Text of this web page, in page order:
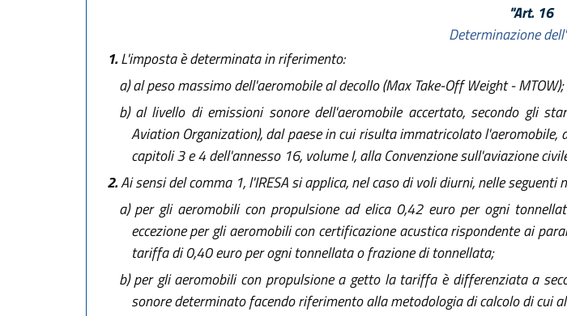
"Art. 16
Determinazione
1.L'imposta è determinata in riferimento:
a)al peso massimo dell'aeromobile al decollo (Max Take-Off Weight - MTOW);
b)al livello di emissioni sonore dell'aeromobile accertato, secondo gli
Aviation Organization), dal paese in cui risulta immatricolato
capitoli 3 e 4 dell'annesso 16, volume I, alla Convenzione sull'aviazione
2.Ai sensi del comma 1, l'IRESA si applica, nel caso di voli diurni, nelle seguenti
a)per gli aeromobili con propulsione ad elica 0,42 euro per ogni
eccezione per gli aeromobili con certificazione acustica rispondente ai
tariffa di 0,40 euro per ogni tonnellata o frazione di tonnellata;
b)per gli aeromobili con propulsione a getto la tariffa è differenziata a
sonore determinato facendo riferimento alla metodologia di calcolo di cui